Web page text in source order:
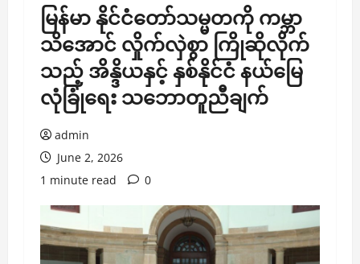
မြန်မာ နိုင်ငံတော်သမ္မတကို ကမ္ဘာ
သိအောင် လှိုက်လှဲစွာ ကြိုဆိုလိုက်
သည့် အိန္ဒိယနှင့် နှစ်နိုင်ငံ နယ်မြေ
လုံခြုံရေး သဘောတူညီချက်
admin
June 2, 2026
1 minute read
0